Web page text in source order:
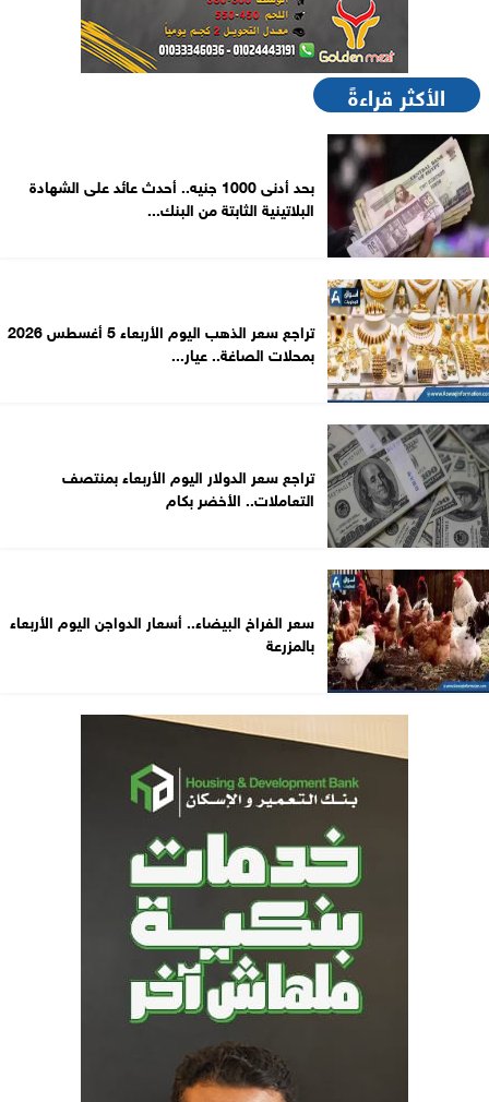
الأكثر قراءةً
بحد أدنى 1000 جنيه.. أحدث عائد على الشهادة
البلاتينية الثابتة من البنك...
تراجع سعر الذهب اليوم الأربعاء 5 أغسطس 2026
بمحلات الصاغة.. عيار...
تراجع سعر الدولار اليوم الأربعاء بمنتصف
التعاملات.. الأخضر بكام
سعر الفراخ البيضاء.. أسعار الدواجن اليوم الأربعاء
بالمزرعة